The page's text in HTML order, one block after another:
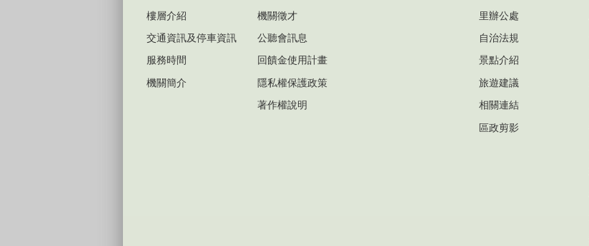
樓層介紹
交通資訊及停車資訊
服務時間
機關簡介
機關徵才
公聽會訊息
回饋金使用計畫
隱私權保護政策
著作權說明
里辦公處
自治法規
景點介紹
旅遊建議
相關連結
區政剪影